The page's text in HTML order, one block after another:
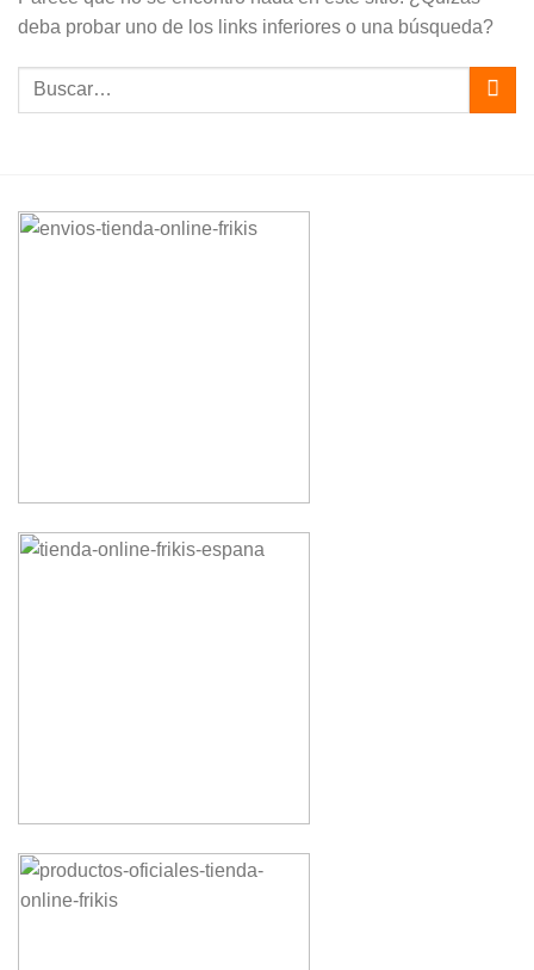
deba probar uno de los links inferiores o una búsqueda?